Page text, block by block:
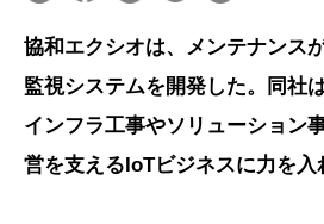
協和エクシオは、メンテナンス
監視システムを開発した。同社
インフラ工事やソリューション
営を支えるIoTビジネスに力を入